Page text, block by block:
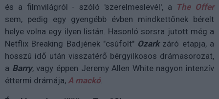
és a filmvilágról - szóló 'szerelmeslevél', a The Offer
sem, pedig egy gyengébb évben mindkettőnek bérelt
helye volna egy ilyen listán. Hasonló sorsra jutott még a
Netflix Breaking Badjének "csúfolt" Ozarkzáró etapja, a
hosszú idő után visszatérő bérgyilkosos drámasorozat,
a Barry, vagy éppen Jeremy Allen White nagyon intenzív
éttermi drámája, A mackó